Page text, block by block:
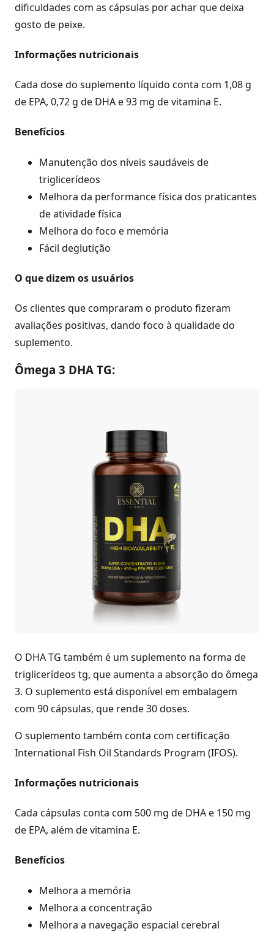
dificuldades com as cápsulas por achar que deixa
gosto de peixe.
Informações nutricionais
Cada dose do suplemento líquido conta com 1,08 g
de EPA, 0,72 g de DHA e 93 mg de vitamina E.
Benefícios
Manutenção dos níveis saudáveis de
triglicerídeos
Melhora da performance física dos praticantes
de atividade física
Melhora do foco e memória
Fácil deglutição
O que dizem os usuários
Os clientes que compraram o produto fizeram
avaliações positivas, dando foco à qualidade do
suplemento.
Ômega 3 DHA TG:
O DHA TG também é um suplemento na forma de
triglicerídeos tg, que aumenta a absorção do ômega
3. O suplemento está disponível em embalagem
com 90 cápsulas, que rende 30 doses.
O suplemento também conta com certificação
International Fish Oil Standards Program (IFOS).
Informações nutricionais
Cada cápsulas conta com 500 mg de DHA e 150 mg
de EPA, além de vitamina E.
Benefícios
Melhora a memória
Melhora a concentração
Melhora a navegação espacial cerebral